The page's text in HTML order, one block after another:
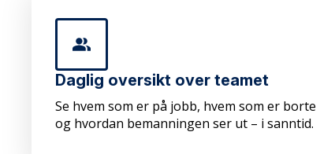
Daglig oversikt over teamet
Se hvem som er på jobb, hvem som er borte
og hvordan bemanningen ser ut – i sanntid.